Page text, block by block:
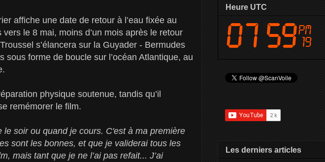
affiche une date de retour à l’eau fixée au
le 8 mai, moins d’un mois après le retour
s’élancera sur la Guyader - Bermudes
forme de boucle sur l’océan Atlantique, au
physique soutenue, tandis qu’il
remémorer le film.
soir ou quand je cours. C'est à ma première
sont les bonnes, et que je validerai tous les
mais tant que je ne l’ai pas refait... J’ai
Heure UTC
Les derniers articles